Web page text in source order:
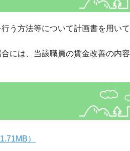
方法等について計画書を用いて
には、当該職員の賃金改善の内
）